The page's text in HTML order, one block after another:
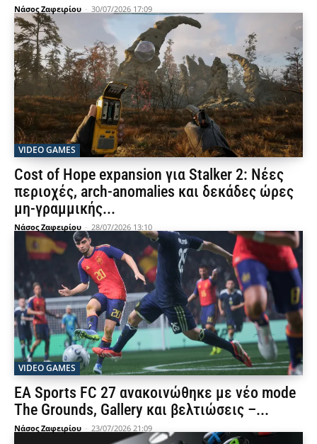
Νάσος Ζαφειρίου - 30/07/2026 17:09
VIDEO GAMES
Cost of Hope expansion για Stalker 2: Νέες
περιοχές, arch-anomalies και δεκάδες ώρες
μη-γραμμικής...
Νάσος Ζαφειρίου - 28/07/2026 13:10
VIDEO GAMES
EA Sports FC 27 ανακοινώθηκε με νέο mode
The Grounds, Gallery και βελτιώσεις –...
Νάσος Ζαφειρίου - 23/07/2026 21:09